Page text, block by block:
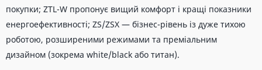
покупки; ZTL-W пропонує вищий комфорт і кращі показники
енергоефективності; ZS/ZSX — бізнес-рівень із дуже тихою
роботою, розширеними режимами та преміальним
дизайном (зокрема white/black або титан).